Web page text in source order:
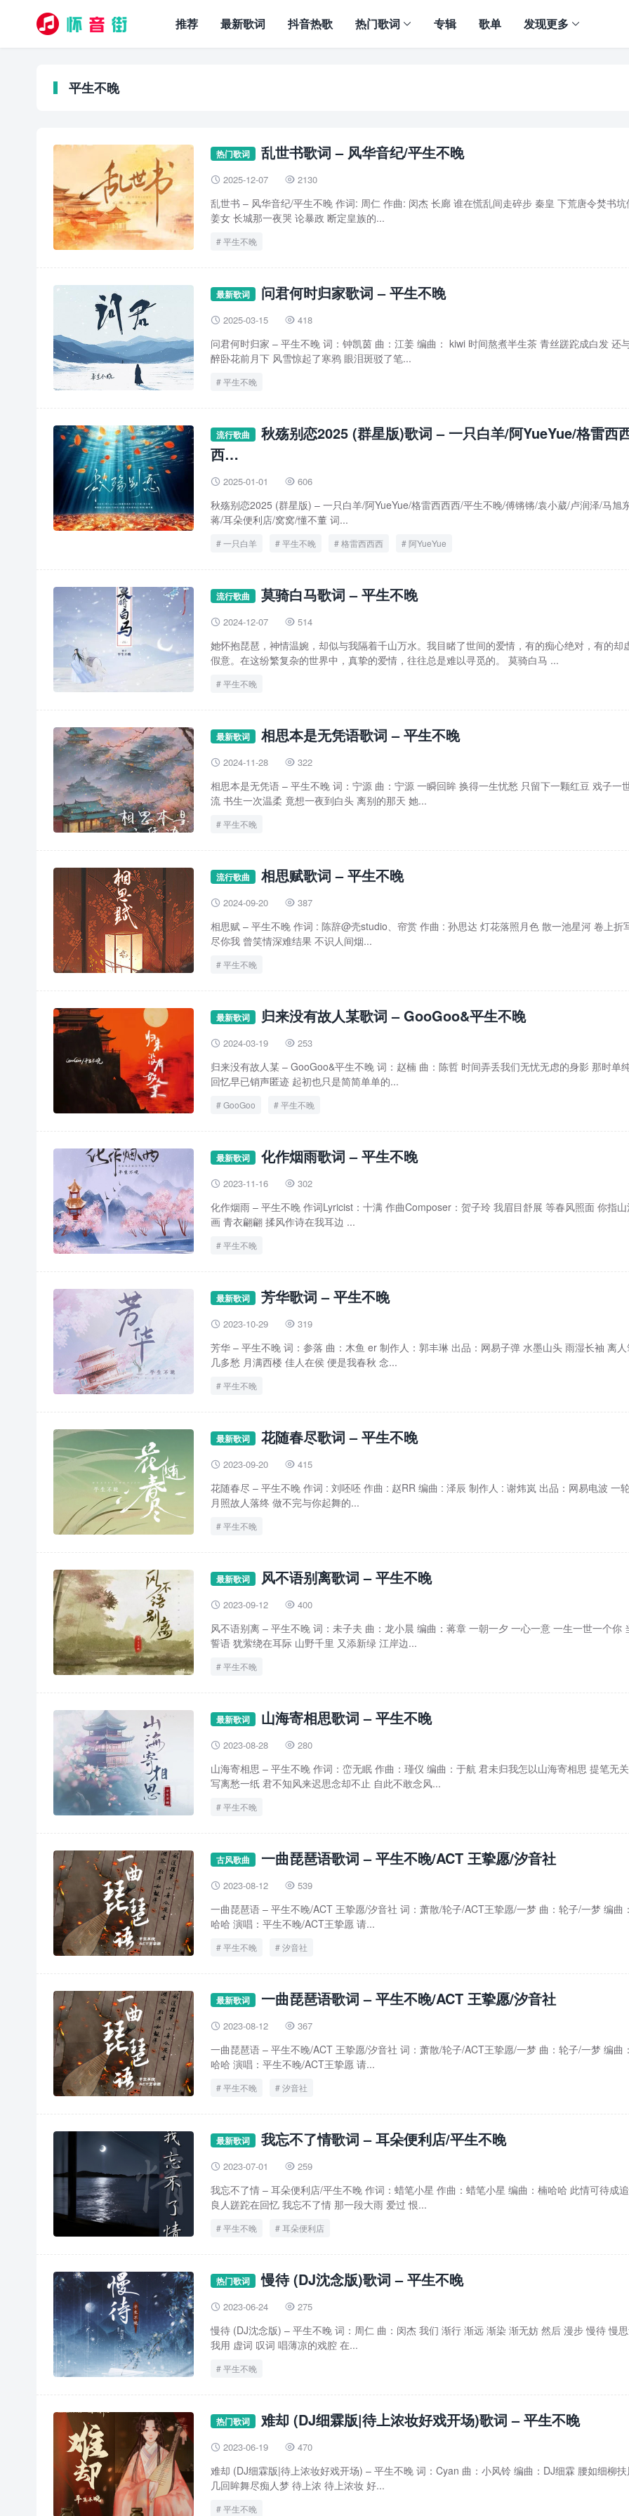
推荐 最新歌词 抖音热歌 热门歌词 专辑 歌单 发现更多
平生不晚
热门歌词 乱世书歌词 – 风华音纪/平生不晚
 2025-12-07  2130
乱世书 – 风华音纪/平生不晚 作词: 周仁 作曲: 闵杰 长廊 谁在慌乱间走碎步 秦皇 下荒唐令焚书坑
姜女 长城那一夜哭 论暴政 断定皇族的...
平生不晚
最新歌词 问君何时归家歌词 – 平生不晚
 2025-03-15  418
问君何时归家 – 平生不晚 词：钟凯茵 曲：江姜 编曲： kiwi 时间熬煮半生茶 青丝蹉跎成白发 还
醉卧花前月下 风雪惊起了寒鸦 眼泪斑驳了笔...
平生不晚
流行歌曲
秋殇别恋2025 (群星版)歌词 – 一只白羊/阿YueYue/格雷西
西…
 2025-01-01  606
秋殇别恋2025 (群星版) – 一只白羊/阿YueYue/格雷西西西/平生不晚/傅锵锵/袁小葳/卢润泽/马旭
蒋/耳朵便利店/窝窝/懂不董 词...
一只白羊 平生不晚 格雷西西西 阿YueYue
流行歌曲 莫骑白马歌词 – 平生不晚
 2024-12-07  514
她怀抱琵琶，神情温婉，却似与我隔着千山万水。我目睹了世间的爱情，有的痴心绝对，有的却
假意。在这纷繁复杂的世界中，真挚的爱情，往往总是难以寻觅的。 莫骑白马 ...
平生不晚
最新歌词 相思本是无凭语歌词 – 平生不晚
 2024-11-28  322
相思本是无凭语 – 平生不晚 词：宁源 曲：宁源 一瞬回眸 换得一生忧愁 只留下一颗红豆 戏子一
流 书生一次温柔 竟想一夜到白头 离别的那天 她...
平生不晚
流行歌曲 相思赋歌词 – 平生不晚
 2024-09-20  387
相思赋 – 平生不晚 作词 : 陈辞@壳studio、帘赏 作曲 : 孙思达 灯花落照月色 散一池星河 卷上折
尽你我 曾笑情深难结果 不识人间烟...
平生不晚
最新歌词 归来没有故人某歌词 – GooGoo&平生不晚
 2024-03-19  253
归来没有故人某 – GooGoo&平生不晚 词：赵楠 曲：陈哲 时间弄丢我们无忧无虑的身影 那时单
回忆早已销声匿迹 起初也只是简简单单的...
GooGoo 平生不晚
最新歌词 化作烟雨歌词 – 平生不晚
 2023-11-16  302
化作烟雨 – 平生不晚 作词Lyricist：十满 作曲Composer：贺子玲 我眉目舒展 等春风照面 你指山
画 青衣翩翩 揉风作诗在我耳边 ...
平生不晚
最新歌词 芳华歌词 – 平生不晚
 2023-10-29  319
芳华 – 平生不晚 词：参落 曲：木鱼 er 制作人：郭丰琳 出品：网易子弹 水墨山头 雨湿长袖 离
几多愁 月满西楼 佳人在侯 便是我春秋 念...
平生不晚
最新歌词 花随春尽歌词 – 平生不晚
 2023-09-20  415
花随春尽 – 平生不晚 作词 : 刘呸呸 作曲 : 赵RR 编曲 : 泽辰 制作人 : 谢炜岚 出品：网易电波 一
月照故人落终 做不完与你起舞的...
平生不晚
最新歌词 风不语别离歌词 – 平生不晚
 2023-09-12  400
风不语别离 – 平生不晚 词：未子夫 曲：龙小晨 编曲：蒋章 一朝一夕 一心一意 一生一世一个你
誓语 犹萦绕在耳际 山野千里 又添新绿 江岸边...
平生不晚
最新歌词 山海寄相思歌词 – 平生不晚
 2023-08-28  280
山海寄相思 – 平生不晚 作词：峦无眠 作曲：瑾仪 编曲：于航 君未归我怎以山海寄相思 提笔无
写离愁一纸 君不知风来迟思念却不止 自此不敢念风...
平生不晚
古风歌曲 一曲琵琶语歌词 – 平生不晚/ACT 王挚愿/汐音社
 2023-08-12  539
一曲琵琶语 – 平生不晚/ACT 王挚愿/汐音社 词：萧散/轮子/ACT王挚愿/一梦 曲：轮子/一梦 编曲
哈哈 演唱：平生不晚/ACT王挚愿 请...
平生不晚 汐音社
最新歌词 一曲琵琶语歌词 – 平生不晚/ACT 王挚愿/汐音社
 2023-08-12  367
一曲琵琶语 – 平生不晚/ACT 王挚愿/汐音社 词：萧散/轮子/ACT王挚愿/一梦 曲：轮子/一梦 编曲
哈哈 演唱：平生不晚/ACT王挚愿 请...
平生不晚 汐音社
最新歌词 我忘不了情歌词 – 耳朵便利店/平生不晚
 2023-07-01  259
我忘不了情 – 耳朵便利店/平生不晚 作词：蜡笔小星 作曲：蜡笔小星 编曲：楠哈哈 此情可待成
良人蹉跎在回忆 我忘不了情 那一段大雨 爱过 恨...
平生不晚 耳朵便利店
热门歌词 慢待 (DJ沈念版)歌词 – 平生不晚
 2023-06-24  275
慢待 (DJ沈念版) – 平生不晚 词：周仁 曲：闵杰 我们 渐行 渐远 渐染 渐无妨 然后 漫步 慢待 慢
我用 虚词 叹词 唱薄凉的戏腔 在...
平生不晚
热门歌词 难却 (DJ细霖版|待上浓妆好戏开场)歌词 – 平生不晚
 2023-06-19  470
难却 (DJ细霖版|待上浓妆好戏开场) – 平生不晚 词：Cyan 曲：小风铃 编曲：DJ细霖 腰如细柳
几回眸舞尽痴人梦 待上浓 待上浓妆 好...
平生不晚